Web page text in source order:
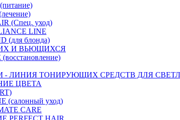
(Спец. уход)
LINE
(для блонда)
И ВЬЮЩИХСЯ
- ЛИНИЯ ТОНИРУЮЩИХ СРЕДСТВ ДЛЯ
ЦВЕТА
(салонный уход)
CARE
HAIR